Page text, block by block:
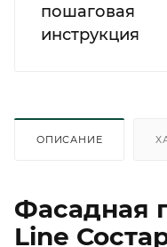
пошаговая
инструкция
ОПИСАНИЕ
Фасадная
Line